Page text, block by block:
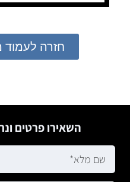
חזרה לעמוד
השאירו פרטים